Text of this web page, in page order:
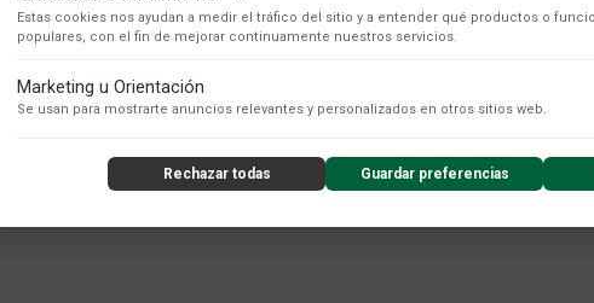
ANTERIOR
Estas cookies nos ayudan a medir el tráfico del sitio y a entender qué productos o
populares, con el fin de mejorar continuamente nuestros servicios.
Adobe Analytics
Utilizamos Adobe Analytics para recopilar datos de uso anónimos, lo que nos permite analizar el
los usuarios.
ContentSquare
con exclusión de datos sensibles) y análisis de formularios.
Marketing u Orientación
Se usan para mostrarte anuncios relevantes y personalizados en otros sitios web.
Rechazar todas Guardar preferencias